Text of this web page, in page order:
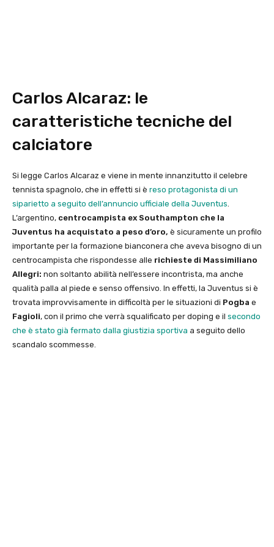
Carlos Alcaraz: le
caratteristiche tecniche del
calciatore
Si legge Carlos Alcaraz e viene in mente innanzitutto il celebre
tennista spagnolo, che in effetti si è reso protagonista di un
siparietto a seguito dell’annuncio ufficiale della Juventus
L’argentino, centrocampista ex Southampton che la
Juventus ha acquistato a peso d’oro, è sicuramente un profilo
importante per la formazione bianconera che aveva bisogno di un
centrocampista che rispondesse alle richieste di Massimiliano
Allegri: non soltanto abilità nell’essere incontrista, ma anche
qualità palla al piede e senso offensivo. In effetti, la Juventus si è
trovata improvvisamente in difficoltà per le situazioni di Pogba e
Fagioli, con il primo che verrà squalificato per doping e il secondo
che è stato già fermato dalla giustizia sportiva a seguito dello
scandalo scommesse.